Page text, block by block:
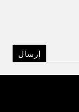
إرسال